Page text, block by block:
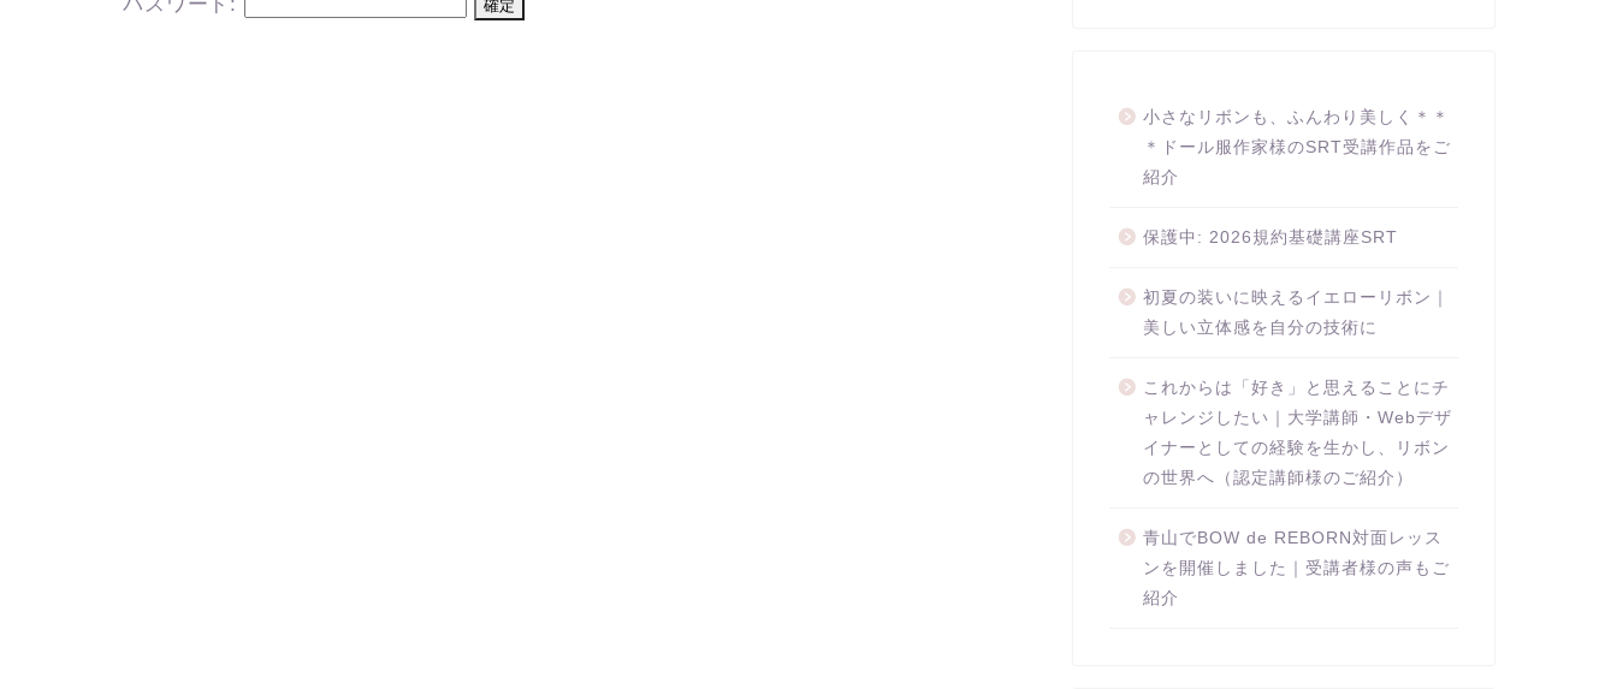
小さなリボンも、ふんわり美しく＊＊
＊ドール服作家様のSRT受講作品をご
紹介
保護中: 2026規約基礎講座SRT
初夏の装いに映えるイエローリボン｜
美しい立体感を自分の技術に
これからは「好き」と思えることにチ
ャレンジしたい｜大学講師・Webデザ
イナーとしての経験を生かし、リボン
の世界へ（認定講師様のご紹介）
青山でBOW de REBORN対面レッス
ンを開催しました｜受講者様の声もご
紹介